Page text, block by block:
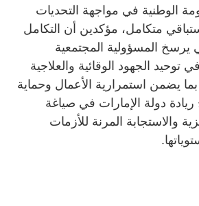
الوطنية في مواجهة التحديات
متكامل، مؤكدين أن التكامل
يرسخ المسؤولية المجتمعية
توحيد الجهود الوقائية والعلاجية
يضمن استمرارية الأعمال وحماية
دولة الإمارات في صياغة
والاستجابة المرنة للأزمات